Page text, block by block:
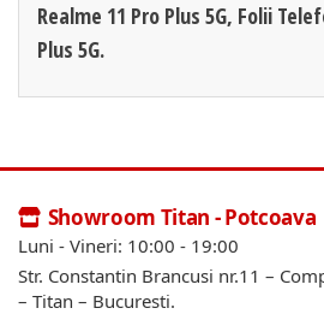
Realme 11 Pro Plus 5G, Folii
Plus 5G.
Showroom Titan - Potcoava
Luni - Vineri: 10:00 - 19:00
Str. Constantin Brancusi nr.11 –
– Titan – Bucuresti.